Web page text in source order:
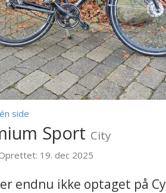
side
Sport City
19. dec 2025
endnu ikke optaget på